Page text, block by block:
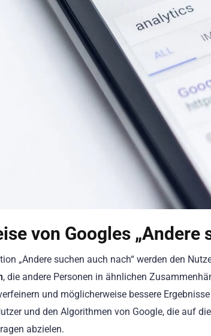
von Googles „Andere
„Andere suchen auch nach“ werden den
, die andere Personen in ähnlichen
und möglicherweise bessere
und den Algorithmen von Google, die auf
abzielen.